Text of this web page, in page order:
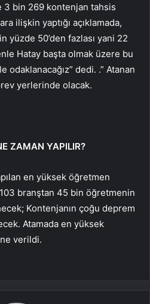
bin 269 kontenjan tahsis
ilişkin yaptığı açıklamada,
yüzde 50’den fazlası yani 22
Hatay başta olmak üzere bu
dedi. .” Atanan
yerlerinde olacak.
ZAMAN YAPILIR?
en yüksek öğretmen
branştan 45 bin öğretmenin
Kontenjanın çoğu deprem
Atamada en yüksek
verildi.